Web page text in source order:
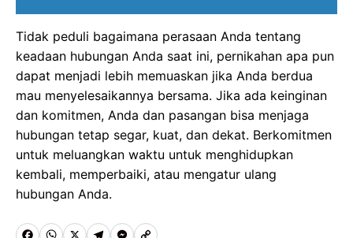
Tidak peduli bagaimana perasaan Anda tentang
keadaan hubungan Anda saat ini, pernikahan apa pun
dapat menjadi lebih memuaskan jika Anda berdua
mau menyelesaikannya bersama. Jika ada keinginan
dan komitmen, Anda dan pasangan bisa menjaga
hubungan tetap segar, kuat, dan dekat. Berkomitmen
untuk meluangkan waktu untuk menghidupkan
kembali, memperbaiki, atau mengatur ulang
hubungan Anda.